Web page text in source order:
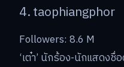
4. taophiangphor
Followers: 8.6 M
‘เต๋า’ นักร้อง-นักแสดง